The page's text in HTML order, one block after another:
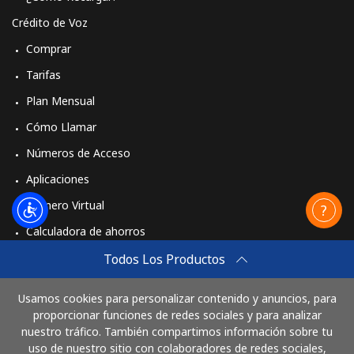
Todos Los Productos
Usamos cookies para personalizar contenido y anuncios, para
proporcionar funciones de redes sociales y para analizar
nuestro tráfico. También compartimos información sobre tu
uso de nuestro sitio con colaboradores de redes sociales,
Crédito de Voz
Comprar
Tarifas
Plan Mensual
Cómo Llamar
Números de Acceso
Aplicaciones
Número Virtual
Calculadora de ahorros
Comprar
Cómo funciona